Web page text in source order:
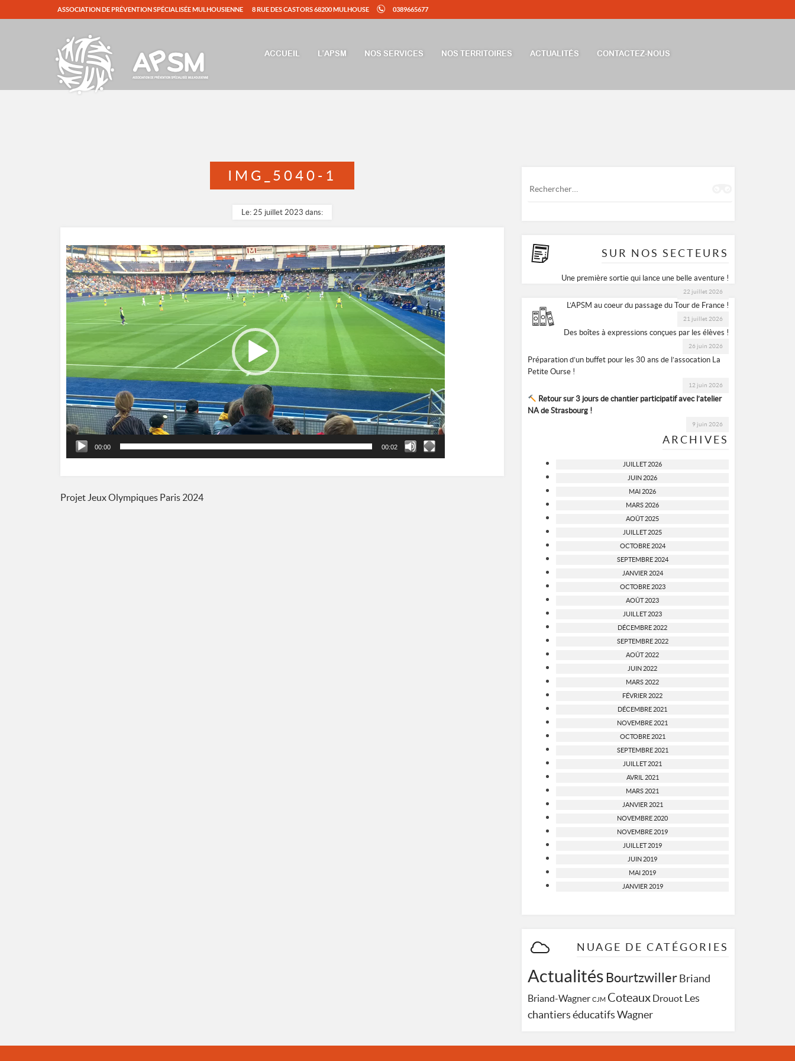
ASSOCIATION DE PRÉVENTION SPÉCIALISÉE MULHOUSIENNE 8 RUE DES CASTORS 68200 MULHOUSE 0389665677
ACCUEIL L’APSM NOS SERVICES NOS TERRITOIRES ACTUALITÉS CONTACTEZ-NOUS
IMG_5040-1
Le: 25 juillet 2023 dans:
Lecteur
vidéo
00:00 00:02
Navigation
Projet Jeux Olympiques Paris 2024
SUR NOS SECTEURS
Une première sortie qui lance une belle aventure !
22 juillet 2026
L’APSM au coeur du passage du Tour de France !
21 juillet 2026
Des boîtes à expressions conçues par les élèves !
26 juin 2026
Préparation d’un buffet pour les 30 ans de l’assocation La
Petite Ourse !
12 juin 2026
Retour sur 3 jours de chantier participatif avec l’atelier
NA de Strasbourg !
9 juin 2026
ARCHIVES
JUILLET 2026
JUIN 2026
MAI 2026
MARS 2026
AOÛT 2025
JUILLET 2025
OCTOBRE 2024
SEPTEMBRE 2024
JANVIER 2024
OCTOBRE 2023
AOÛT 2023
JUILLET 2023
DÉCEMBRE 2022
SEPTEMBRE 2022
AOÛT 2022
JUIN 2022
MARS 2022
FÉVRIER 2022
DÉCEMBRE 2021
NOVEMBRE 2021
OCTOBRE 2021
SEPTEMBRE 2021
JUILLET 2021
AVRIL 2021
MARS 2021
JANVIER 2021
NOVEMBRE 2020
NOVEMBRE 2019
JUILLET 2019
JUIN 2019
MAI 2019
JANVIER 2019
NUAGE DE CATÉGORIES
Actualités Bourtzwiller Briand
Briand-Wagner CJM Coteaux Drouot Les
chantiers éducatifs Wagner